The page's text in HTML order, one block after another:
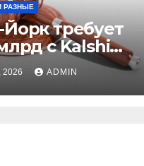
РАЗНЫЕ
требует
с Kalshi
2026 ADMIN